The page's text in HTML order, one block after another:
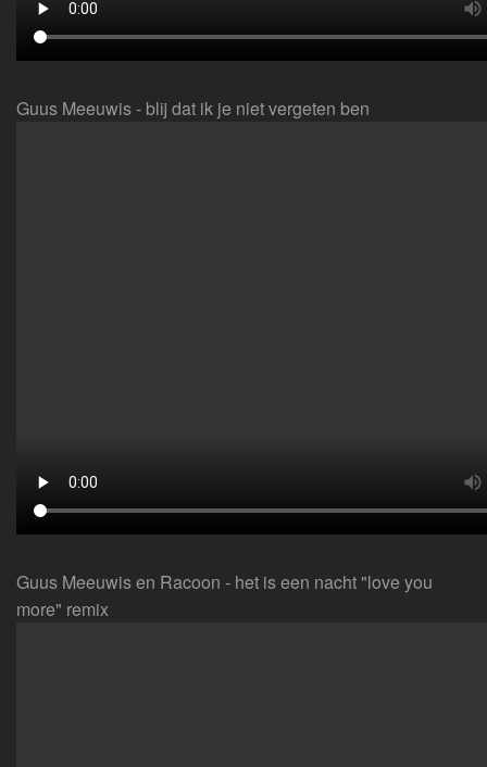
Guus Meeuwis - blij dat ik je niet vergeten ben
Guus Meeuwis en Racoon - het is een nacht "love you
more" remix